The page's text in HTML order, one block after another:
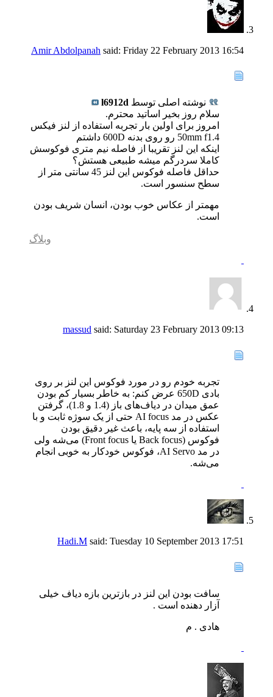
Amir Abdolpanah said: Friday 22 February 2013 16:54
نوشته اصلی توسط l6912d
سلام روز بخیر اساتید محترم.
امروز برای اولین بار تجربه استفاده از لنز فیکس
50mm f1.4 رو روی بدنه 600D داشتم
اینکه این لنز تقریبا از فاصله نیم متری فوکوسش
کاملا سردرگم میشه طبیعی هستش؟
حداقل فاصله فوکوس این لنز 45 سانتی متر از
سطح سنسور است.
مهمتر از عکاس خوب بودن، انسان شریف بودن
است.
وبلاگ
massud said: Saturday 23 February 2013 09:13
تجربه خودم رو در مورد فوکوس این لنز بر روی
بادی 650D عرض کنم: به خاطر بسیار کم بودن
عمق میدان در دیاف‌های باز (1.4 و 1.8)، گرفتن
عکس در مد AI focus حتی از یک سوژه ثابت و با
استفاده از سه پایه، باعث غیر دقیق بودن
فوکوس (Back focus یا Front focus) می‌شه ولی
در مد AI Servo، فوکوس خودکار به خوبی انجام
می‌شه.
Hadi.M said: Tuesday 10 September 2013 17:51
سافت بودن این لنز در بازترین بازه دیاف خیلی
آزار دهنده است .
هادی . م